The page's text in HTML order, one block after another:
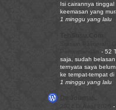
Isi cairannya
keemasan yang
1 minggu yang lalu
- 52
saja, sudah
ternyata saya
ke tempat-tempat di
1 minggu yang lalu
-